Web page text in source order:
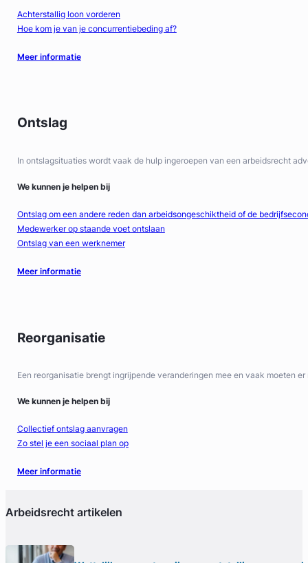
Achterstallig loon vorderen
Hoe kom je van je concurrentiebeding af?
Meer informatie
Ontslag
In ontslagsituaties wordt vaak de hulp ingeroepen van een arbeidsrecht
We kunnen je helpen bij
Ontslag om een andere reden dan arbeidsongeschiktheid of de
Medewerker op staande voet ontslaan
Ontslag van een werknemer
Meer informatie
Reorganisatie
Een reorganisatie brengt ingrijpende veranderingen mee en vaak moeten
We kunnen je helpen bij
Collectief ontslag aanvragen
Zo stel je een sociaal plan op
Meer informatie
Arbeidsrecht artikelen